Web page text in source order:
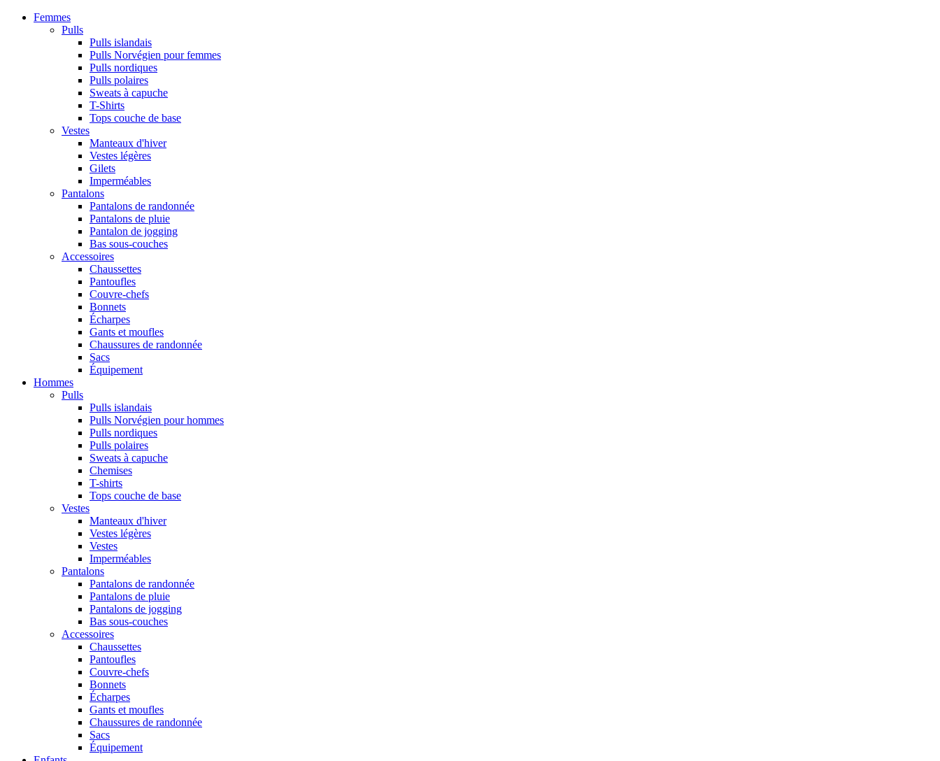
Femmes
Pulls
Pulls islandais
Pulls Norvégien pour femmes
Pulls nordiques
Pulls polaires
Sweats à capuche
T-Shirts
Tops couche de base
Vestes
Manteaux d'hiver
Vestes légères
Gilets
Imperméables
Pantalons
Pantalons de randonnée
Pantalons de pluie
Pantalon de jogging
Bas sous-couches
Accessoires
Chaussettes
Pantoufles
Couvre-chefs
Bonnets
Écharpes
Gants et moufles
Chaussures de randonnée
Sacs
Équipement
Hommes
Pulls
Pulls islandais
Pulls Norvégien pour hommes
Pulls nordiques
Pulls polaires
Sweats à capuche
Chemises
T-shirts
Tops couche de base
Vestes
Manteaux d'hiver
Vestes légères
Vestes
Imperméables
Pantalons
Pantalons de randonnée
Pantalons de pluie
Pantalons de jogging
Bas sous-couches
Accessoires
Chaussettes
Pantoufles
Couvre-chefs
Bonnets
Écharpes
Gants et moufles
Chaussures de randonnée
Sacs
Équipement